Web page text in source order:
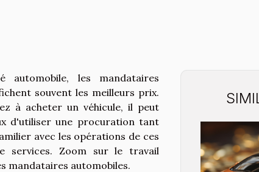
automobile, les mandataires
souvent les meilleurs prix.
à acheter un véhicule, il peut
d'utiliser une procuration tant
avec les opérations de ces
services. Zoom sur le travail
mandataires automobiles.